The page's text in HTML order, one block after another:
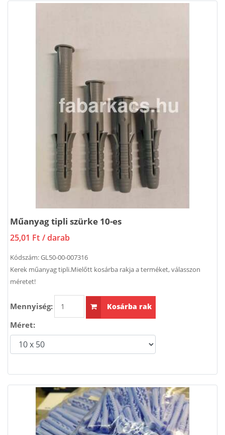
Műanyag tipli szürke 10-es
25,01 Ft / darab
Kódszám:GL50-00-007316
Kerek műanyag tipli.Mielőtt kosárba rakja a terméket, válasszon
méretet!
Mennyiség: Kosárba rak
Méret: